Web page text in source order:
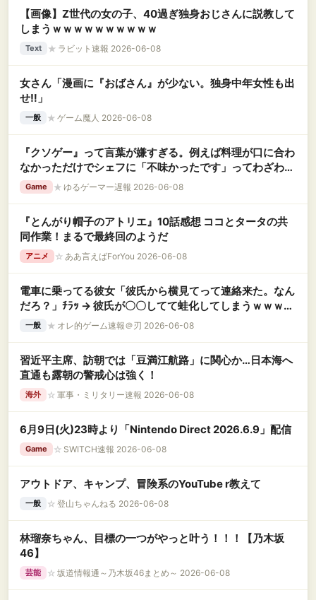
【画像】Z世代の女の子、40過ぎ独身おじさんに説教して
しまうｗｗｗｗｗｗｗｗｗｗ
Text ★ ラビット速報 2026-06-08
女さん「漫画に『おばさん』が少ない。独身中年女性も出
せ‼」
一般 ★ ゲーム魔人 2026-06-08
『クソゲー』って言葉が嫌すぎる。例えば料理が口に合わ
なかっただけでシェフに「不味かったです」ってわざわざ
言わんでしょ？
Game ★ ゆるゲーマー遅報 2026-06-08
『とんがり帽子のアトリエ』10話感想 ココとタータの共
同作業！まるで最終回のようだ
アニメ ☆ ああ言えばForYou 2026-06-08
電車に乗ってる彼女「彼氏から横見てって連絡来た。なん
だろ？」ﾁﾗｯ → 彼氏が〇〇してて蛙化してしまうｗｗｗｗ
ｗ
一般 ★ オレ的ゲーム速報＠刃 2026-06-08
習近平主席、訪朝では「豆満江航路」に関心か…日本海へ
直通も露朝の警戒心は強く！
海外 ☆ 軍事・ミリタリー速報 2026-06-08
6月9日(火)23時より「Nintendo Direct 2026.6.9」配信
Game ☆ SWITCH速報 2026-06-08
アウトドア、キャンプ、冒険系のYouTube r教えて
一般 ☆ 登山ちゃんねる 2026-06-08
林瑠奈ちゃん、目標の一つがやっと叶う！！！【乃木坂
46】
芸能 ☆ 坂道情報通～乃木坂46まとめ～ 2026-06-08